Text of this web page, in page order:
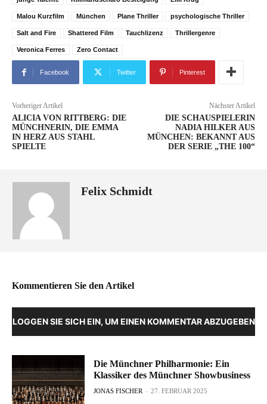
Malou Kurzfilm München Plane Thriller psychologische Thriller
Salt and Fire Shattered Film Tauchlizenz Thrillergenre
Veronica Ferres Zero Contact
Facebook Twitter Pinterest
Vorheriger Artikel
ALICIA VON RITTBERG: DIE
MÜNCHNERIN, DIE EMMA
IN HERZ AUS STAHL
SPIELTE
Nächster Artikel
DIE SCHAUSPIELERIN
NADIA HILKER AUS
MÜNCHEN: BEKANNT AUS
DER SERIE „THE 100“
Felix Schmidt
Kommentieren Sie den Artikel
LOGGEN SIE SICH EIN, UM EINEN KOMMENTAR ABZUGEBEN
Die Münchner Philharmonie: Ein
Klassiker des Münchner Showbusiness
JONAS FISCHER - 27. FEBRUAR 2025